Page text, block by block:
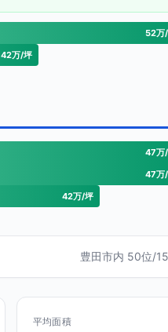
52万
42万/坪
47万
47万
42万/坪
豊田市内 50位/
平均面積